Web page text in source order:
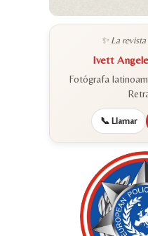
✨ La
Ivett
Fotógrafa
📞 Llamar